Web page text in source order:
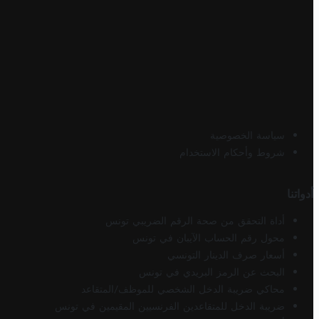
سياسة الخصوصية
شروط وأحكام الاستخدام
أدواتنا
أداة التحقق من صحة الرقم الضريبي تونس
محول رقم الحساب الآيبان في تونس
أسعار صرف الدينار التونسي
البحث عن الرمز البريدي في تونس
محاكي ضريبة الدخل الشخصي للموظف/المتقاعد
ضريبة الدخل للمتقاعدين الفرنسيين المقيمين في تونس